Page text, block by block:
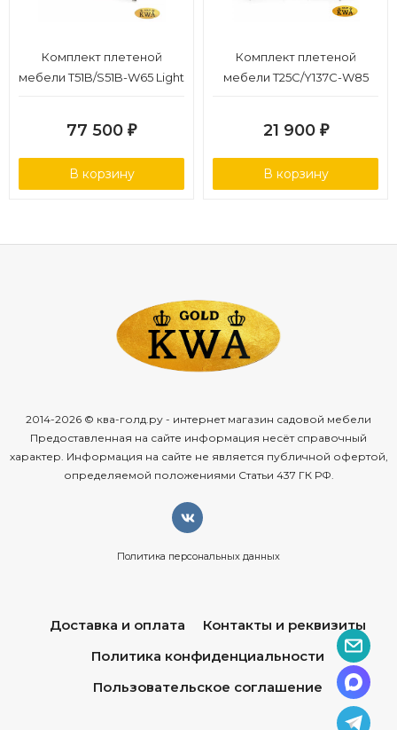
Комплект плетеной
мебели T51B/S51B-W65 Light
77 500 ₽
В корзину
Комплект плетеной
мебели T25C/Y137C-W85
21 900 ₽
В корзину
2014-2026 © ква-голд.ру - интернет магазин садовой мебели
Предоставленная на сайте информация несёт справочный
характер. Информация на сайте не является публичной офертой,
определяемой положениями Статьи 437 ГК РФ.
Политика персональных данных
Доставка и оплата
Контакты и реквизиты
Политика конфиденциальности
Пользовательское соглашение